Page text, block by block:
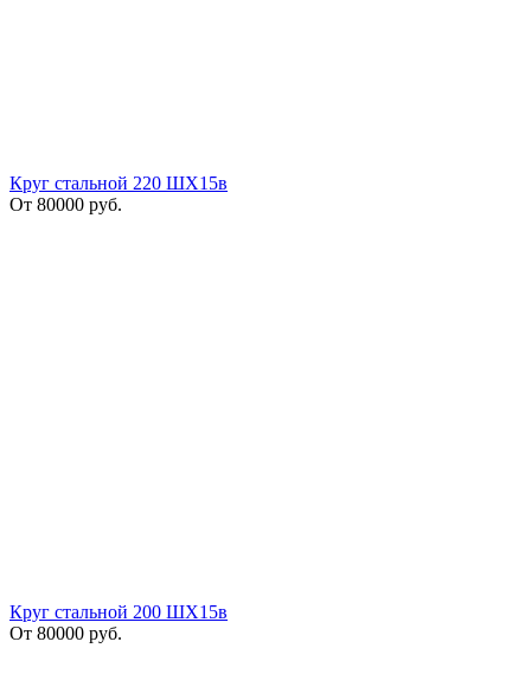
Круг стальной 220 ШХ15в
От 80000 руб.
Круг стальной 200 ШХ15в
От 80000 руб.